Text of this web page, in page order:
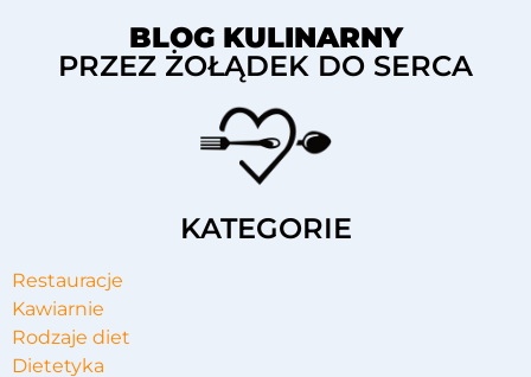
BLOG KULINARNY
PRZEZ ŻOŁĄDEK DO SERCA
KATEGORIE
Restauracje
Kawiarnie
Rodzaje diet
Dietetyka